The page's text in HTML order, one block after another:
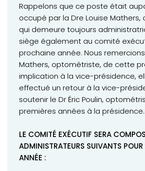
Rappelons que ce poste était
occupé par la Dre Louise
qui demeure toujours
siège également au comité
prochaine année. Nous
Mathers, optométriste, de cette
implication à la vice-présidence,
effectué un retour à la vice-
soutenir le Dr Éric Poulin,
premières années à la présidence.
LE COMITÉ EXÉCUTIF SERA
ADMINISTRATEURS SUIVANTS
ANNÉE :